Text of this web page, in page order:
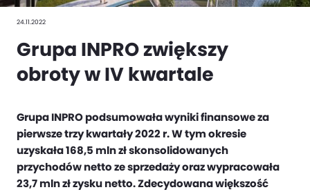
24.11.2022
Grupa INPRO zwiększy
obroty w IV kwartale
Grupa INPRO podsumowała wyniki finansowe za
pierwsze trzy kwartały 2022 r. W tym okresie
uzyskała 168,5 mln zł skonsolidowanych
przychodów netto ze sprzedaży oraz wypracowała
23,7 mln zł zysku netto. Zdecydowana większość